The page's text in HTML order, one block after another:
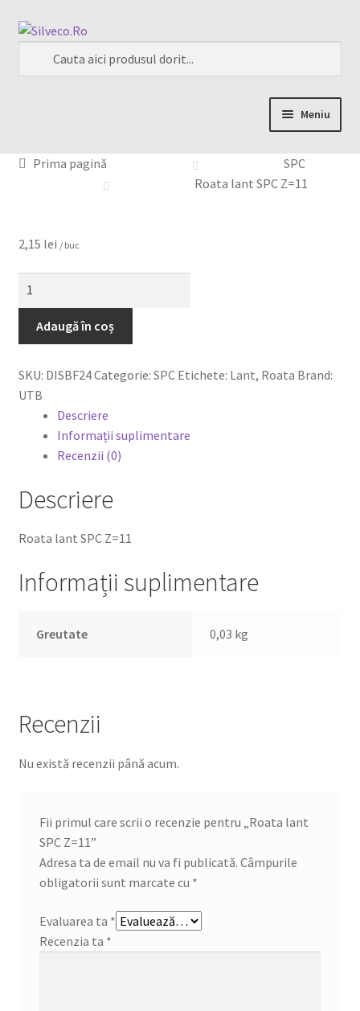
Meniu
Magazin
Contact
Prima pagină
SPC
Roata lant SPC Z=11
2,15 lei / buc
Adaugă în coș
SKU: DISBF24Categorie: SPC Etichete: Lant, Roata Brand:
UTB
Descriere
Informații suplimentare
Recenzii (0)
Descriere
Roata lant SPC Z=11
Informații suplimentare
Greutate 0,03 kg
Recenzii
Nu există recenzii până acum.
Fii primul care scrii o recenzie pentru „Roata lant
SPC Z=11”
Adresa ta de email nu va fi publicată. Câmpurile
obligatorii sunt marcate cu *
Evaluarea ta *
Recenzia ta *